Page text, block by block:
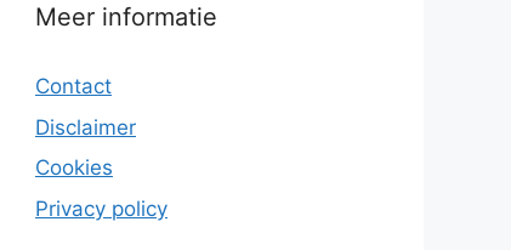
Meer informatie
Contact
Disclaimer
Cookies
Privacy policy